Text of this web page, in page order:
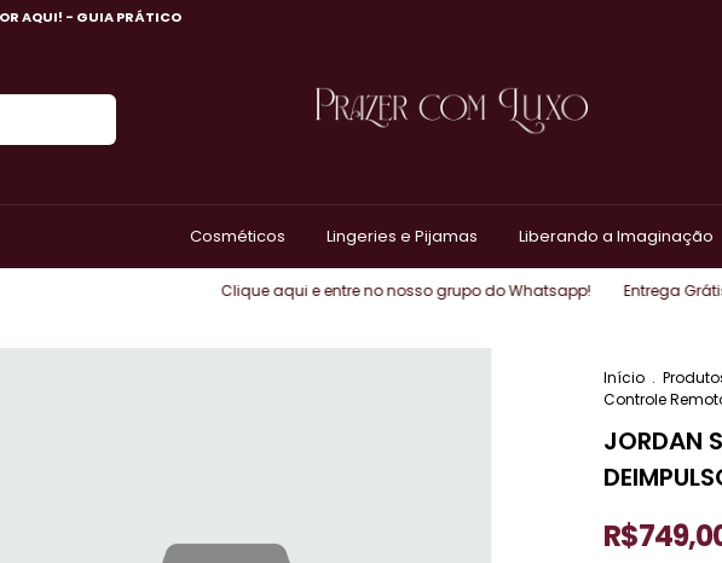
AQUI! - GUIA PRÁTICO
Cosméticos Lingeries e Pijamas Liberando a Imaginação
Clique aqui e entre no nosso grupo do Whatsapp! Entrega Grátis para SP
Início .
Controle
JORDAN